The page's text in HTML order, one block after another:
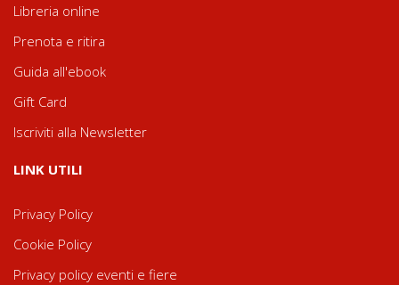
Libreria online
Prenota e ritira
Guida all'ebook
Gift Card
Iscriviti alla Newsletter
LINK UTILI
Privacy Policy
Cookie Policy
Privacy policy eventi e fiere